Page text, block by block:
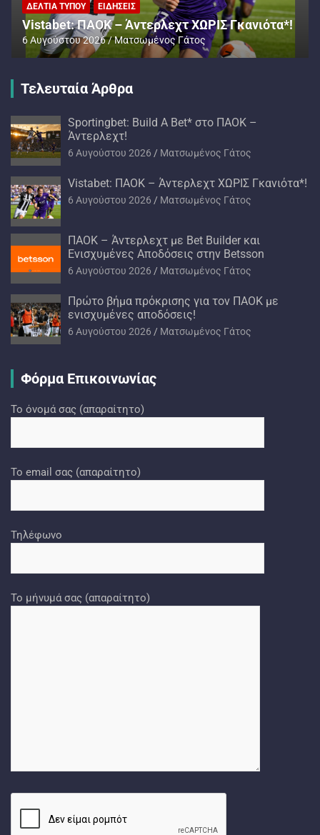
ΔΕΛΤΊΑ ΤΎΠΟΥ ΕΙΔΉΣΕΙΣ
Vistabet: ΠΑΟΚ – Άντερλεχτ ΧΩΡΙΣ Γκανιότα*!
6 Αυγούστου 2026 Ματσωμένος Γάτος
Τελευταία Άρθρα
Sportingbet: Build A Bet* στο ΠΑΟΚ –
Άντερλεχτ!
6 Αυγούστου 2026 Ματσωμένος Γάτος
Vistabet: ΠΑΟΚ – Άντερλεχτ ΧΩΡΙΣ Γκανιότα*!
6 Αυγούστου 2026 Ματσωμένος Γάτος
ΠΑΟΚ – Άντερλεχτ με Bet Builder και
Ενισχυμένες Αποδόσεις στην Betsson
6 Αυγούστου 2026 Ματσωμένος Γάτος
Πρώτο βήμα πρόκρισης για τον ΠΑΟΚ με
ενισχυμένες αποδόσεις!
6 Αυγούστου 2026 Ματσωμένος Γάτος
Φόρμα Επικοινωνίας
Το όνομά σας (απαραίτητο)
Το email σας (απαραίτητο)
Τηλέφωνο
Το μήνυμά σας (απαραίτητο)